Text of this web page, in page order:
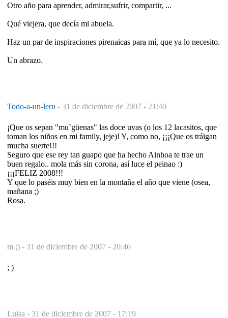
Otro año para aprender, admirar,sufrir, compartir, ...
Qué viejera, que decía mi abuela.
Haz un par de inspiraciones pirenaicas para mí, que ya lo necesito.
Un abrazo.
Todo-a-un-leru - 31 de diciembre de 2007 - 21:40
¡Que os sepan "mu`güenas" las doce uvas (o los 12 lacasitos, que
toman los niños en mi family, jeje)! Y, como no, ¡¡¡Que os tráigan
mucha suerte!!!
Seguro que ese rey tan guapo que ha hecho Ainhoa te trae un
buen regalo.. mola más sin corona, así luce el peinao :)
¡¡¡FELIZ 2008!!!
Y que lo paséis muy bien en la montaña el año que viene (osea,
mañana ;)
Rosa.
m ;) - 31 de diciembre de 2007 - 20:46
; )
Luisa - 31 de diciembre de 2007 - 17:19